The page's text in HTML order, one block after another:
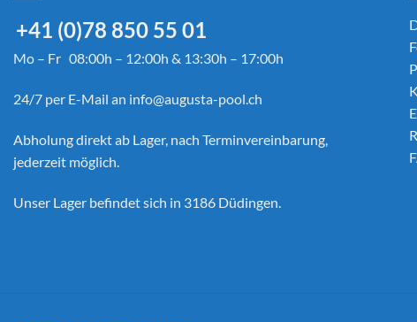
+41 (0)78 850 55 01
Mo – Fr 08:00h – 12:00h & 13:30h – 17:00h
24/7 per E-Mail an info@augusta-pool.ch
Abholung direkt ab Lager, nach Terminvereinbarung,
jederzeit möglich.
Unser Lager befindet sich in 3186 Düdingen.